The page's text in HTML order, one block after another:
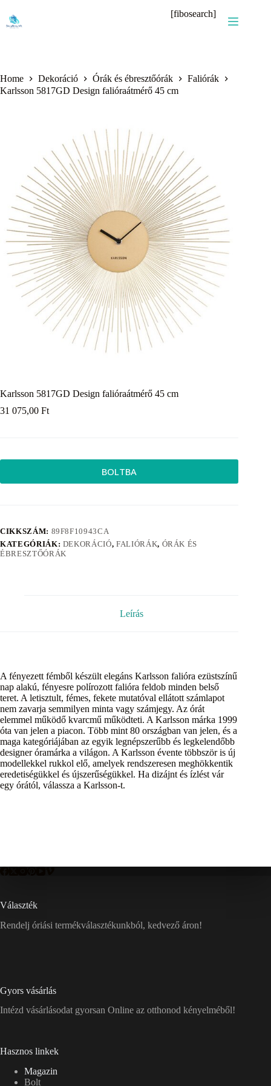
content
[fibosearch]
Home Dekoráció Órák és ébresztőórák
Faliórák
Karlsson 5817GD Design falióraátmérő 45 cm
Karlsson 5817GD Design falióraátmérő 45 cm
31 075,00 Ft
BOLTBA
CIKKSZÁM: 89F8F10943CA
KATEGÓRIÁK: DEKORÁCIÓ, FALIÓRÁK, ÓRÁK ÉS
ÉBRESZTŐÓRÁK
Leírás
A fényezett fémből készült elegáns Karlsson falióra ezüstszínű
nap alakú, fényesre polírozott falióra feldob minden belső
teret. A letisztult, fémes, fekete mutatóval ellátott számlapot
nem zavarja semmilyen minta vagy számjegy. Az órát
elemmel működő kvarcmű működteti. A Karlsson márka 1999
óta van jelen a piacon. Több mint 80 országban van jelen, és a
maga kategóriájában az egyik legnépszerűbb és legkelendőbb
designer óramárka a világon. A Karlsson évente többször is új
modellekkel rukkol elő, amelyek rendszeresen meghökkentik
eredetiségükkel és újszerűségükkel. Ha dizájnt és ízlést vár
egy órától, válassza a Karlsson-t.
Választék
Rendelj óriási termékválasztékunkból, kedvező áron!
Gyors vásárlás
Intézd vásárlásodat gyorsan Online az otthonod kényelméből!
Hasznos linkek
Magazin
Bolt